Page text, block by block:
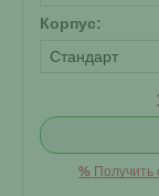
Корпус:
Стандарт
% Получить